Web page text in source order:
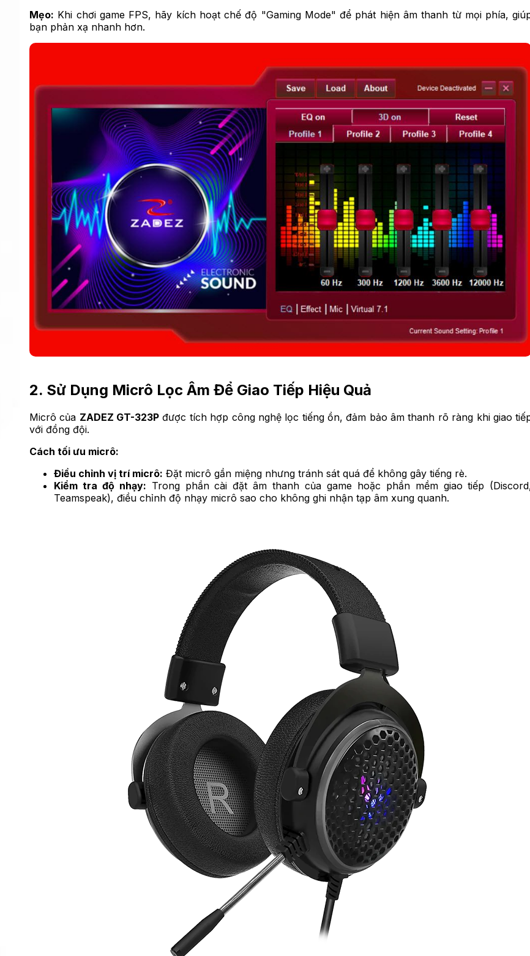
Mẹo: Khi chơi game FPS, hãy kích hoạt chế độ "Gaming Mode" để phát hiện âm thanh từ mọi phía,
bạn phản xạ nhanh hơn.
2. Sử Dụng Micrô Lọc Âm Để Giao Tiếp Hiệu Quả
Micrô của ZADEZ GT-323P được tích hợp công nghệ lọc tiếng ồn, đảm bảo âm thanh rõ ràng khi giao
với đồng đội.
Cách tối ưu micrô:
Điều chỉnh vị trí micrô: Đặt micrô gần miệng nhưng tránh sát quá để không gây tiếng rè.
Kiểm tra độ nhạy: Trong phần cài đặt âm thanh của game hoặc phần mềm giao tiếp
Teamspeak), điều chỉnh độ nhạy micrô sao cho không ghi nhận tạp âm xung quanh.